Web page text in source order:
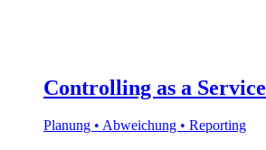
Controlling as a Service
Planung • Abweichung • Reporting